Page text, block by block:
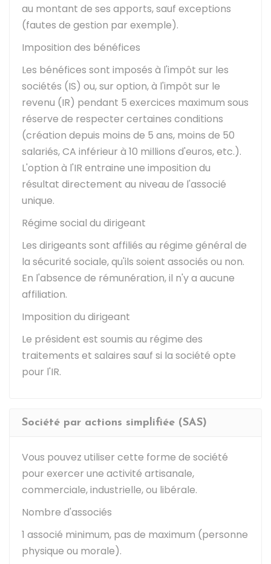
au montant de ses apports, sauf exceptions
(fautes de gestion par exemple).
Imposition des bénéfices
Les bénéfices sont imposés à l'impôt sur les
sociétés (IS) ou, sur option, à l'impôt sur le
revenu (IR) pendant 5 exercices maximum sous
réserve de respecter certaines conditions
(création depuis moins de 5 ans, moins de 50
salariés, CA inférieur à 10 millions d'euros, etc.).
L'option à l'IR entraine une imposition du
résultat directement au niveau de l'associé
unique.
Régime social du dirigeant
Les dirigeants sont affiliés au régime général de
la sécurité sociale, qu'ils soient associés ou non.
En l'absence de rémunération, il n'y a aucune
affiliation.
Imposition du dirigeant
Le président est soumis au régime des
traitements et salaires sauf si la société opte
pour l'IR.
Société par actions simplifiée (SAS)
Vous pouvez utiliser cette forme de société
pour exercer une activité artisanale,
commerciale, industrielle, ou libérale.
Nombre d'associés
1 associé minimum, pas de maximum (personne
physique ou morale).